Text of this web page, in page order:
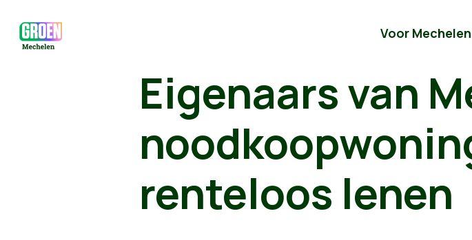
Voor Mechelen
Eigenaars van
renteloos lenen